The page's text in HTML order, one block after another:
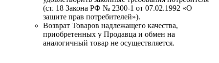
(ст. 18 Закона РФ № 2300-1 от 07.02.1992 «О
защите прав потребителей»).
Возврат Товаров надлежащего качества,
приобретенных у Продавца и обмен на
аналогичный товар не осуществляется.